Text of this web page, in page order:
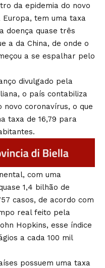
da epidemia do novo
Europa, tem uma taxa
doença quase três
a da China, de onde o
a se espalhar pelo
divulgado pela
o país contabiliza
novo coronavírus, o que
taxa de 16,79 para
com uma
1,4 bilhão de
casos, de acordo com
real feito pela
Hopkins, esse índice
a cada 100 mil
possuem uma taxa